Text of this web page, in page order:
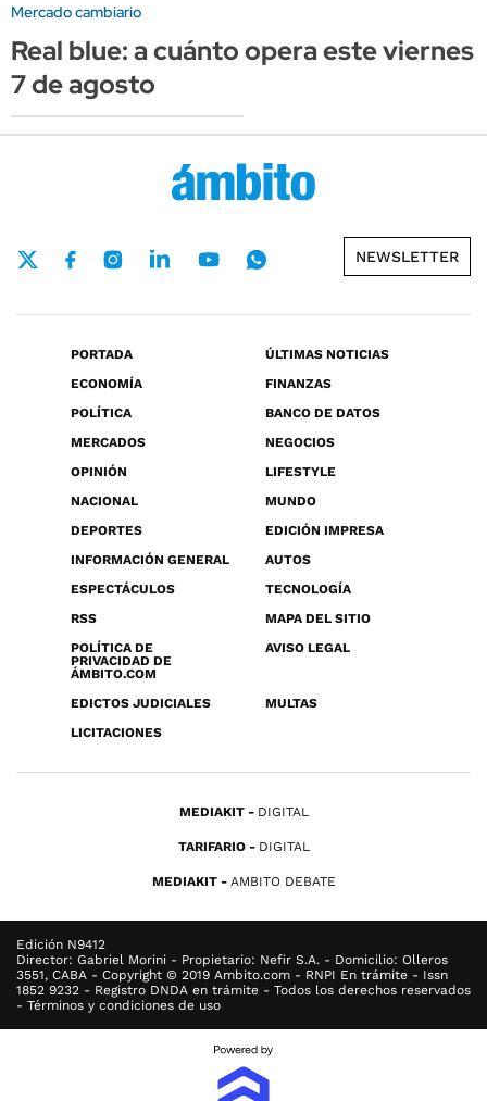
Mercado cambiario
Real blue: a cuánto opera este viernes
7 de agosto
NEWSLETTER
PORTADA
ÚLTIMAS NOTICIAS
ECONOMÍA
FINANZAS
POLÍTICA
BANCO DE DATOS
MERCADOS
NEGOCIOS
OPINIÓN
LIFESTYLE
NACIONAL
MUNDO
DEPORTES
EDICIÓN IMPRESA
INFORMACIÓN GENERAL
AUTOS
ESPECTÁCULOS
TECNOLOGÍA
RSS
MAPA DEL SITIO
POLÍTICA DE
PRIVACIDAD DE
ÁMBITO.COM
AVISO LEGAL
EDICTOS JUDICIALES
MULTAS
LICITACIONES
MEDIAKIT DIGITAL
TARIFARIO DIGITAL
MEDIAKIT AMBITO DEBATE
Edición N9412
Director: Gabriel Morini - Propietario: Nefir S.A. - Domicilio: Olleros
3551, CABA - Copyright © 2019 Ambito.com - RNPI En trámite - Issn
1852 9232 - Registro DNDA en trámite - Todos los derechos reservados
- Términos y condiciones de uso